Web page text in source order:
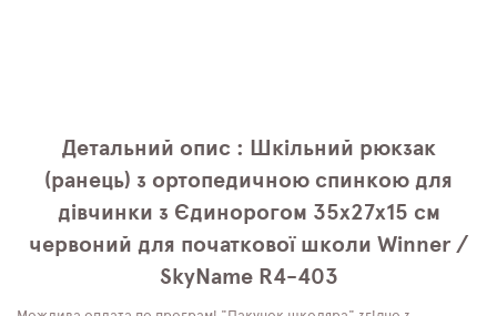
Детальний опис : Шкільний рюкзак
(ранець) з ортопедичною спинкою для
дівчинки з Єдинорогом 35х27х15 см
червоний для початкової школи Winner /
SkyName R4-403